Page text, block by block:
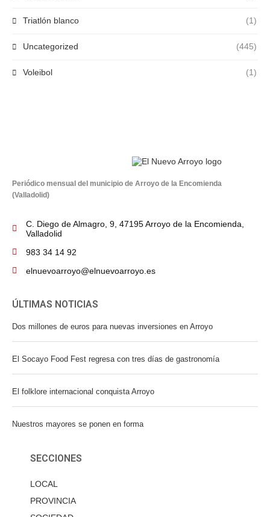
Triatlón blanco (1)
Uncategorized (445)
Voleibol (1)
Periódico mensual del municipio de Arroyo de la Encomienda
(Valladolid)
C. Diego de Almagro, 9, 47195 Arroyo de la Encomienda,
Valladolid
983 34 14 92
elnuevoarroyo@elnuevoarroyo.es
ÚLTIMAS NOTICIAS
Dos millones de euros para nuevas inversiones en Arroyo
El Socayo Food Fest regresa con tres días de gastronomía
El folklore internacional conquista Arroyo
Nuestros mayores se ponen en forma
SECCIONES
LOCAL
PROVINCIA